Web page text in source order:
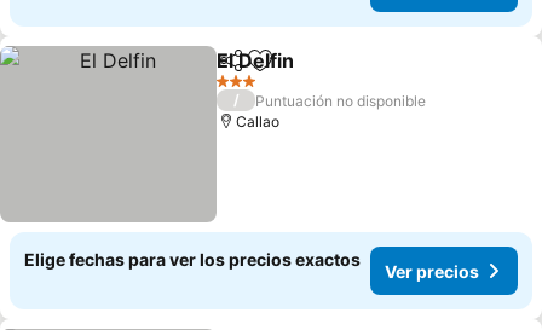
CompartirAgregar a favoritos
El Delfin
3 Estrellas
/
Puntuación no disponible
Callao
Elige fechas para ver los precios exactos
Ver precios